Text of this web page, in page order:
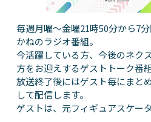
毎週月曜～金曜21時50分から7
かねのラジオ番組。
今活躍している方、今後のネク
方をお迎えするゲストトーク番組
放送終了後にはゲスト毎にまと
して配信します。
ゲストは、元フィギュアスケー